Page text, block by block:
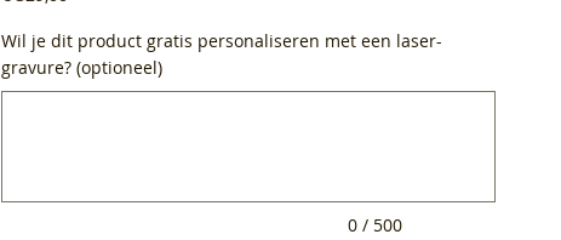
Wil je dit product gratis personaliseren met een laser-
gravure? (optioneel)
0 / 500